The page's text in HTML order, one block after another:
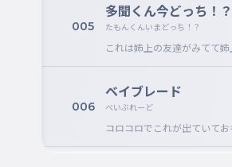
005
多聞くん今どっち！？
たもんくんいまどっち！？
これは姉上の友達がみてて
006
ベイブレード
べいぶれーど
コロコロでこれが出ていて